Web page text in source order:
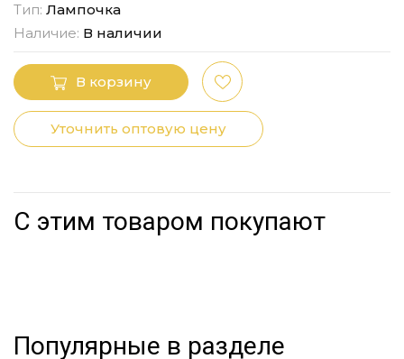
Тип: Лампочка
Наличие: В наличии
В корзину
Уточнить оптовую цену
С этим товаром покупают
Популярные в разделе